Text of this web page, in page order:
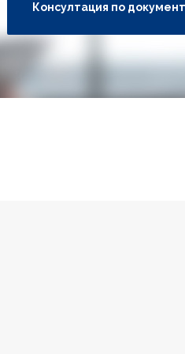
Консултация по